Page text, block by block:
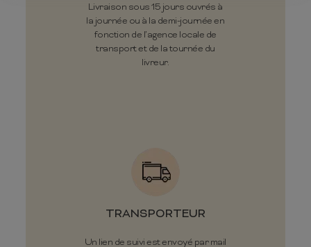
Livraison sous 15 jours ouvrés à
la journée ou à la demi-journée en
fonction de l’agence locale de
transport et de la tournée du
livreur.
TRANSPORTEUR
Un lien de suivi est envoyé par mail